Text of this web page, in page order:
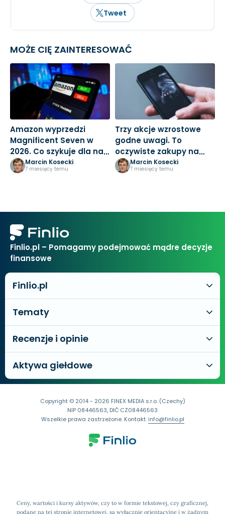
Tweet
MOŻE CIĘ ZAINTERESOWAĆ
Amazon wyprzedzi
Magnificent Seven w
2026. Co szykuje dla nas
Jeff Bezos?
Marcin Kosecki
7 miesięcy temu
Trzy akcje wzrostowe
godne uwagi. To
oczywiste zakupy na
nowy rok
Marcin Kosecki
7 miesięcy temu
Finlio.pl – Pomagamy podejmować mądre decyzje
finansowe
Finlio.pl
Tematy
Recenzje i opinie
Aktywa giełdowe
Ceny, wartości i kursy aktywów, czy to w formie tekstowej, czy graficznej,
podane na tej stronie internetowej, są wyłącznie orientacyjne i w żadnym
Copyright © 2014 - 2026 FINEX MEDIA s.r.o. (Czechy)
NIP 08446563, DIČ CZ08446563
Wszelkie prawa zastrzeżone. Kontakt:info@finlio.pl